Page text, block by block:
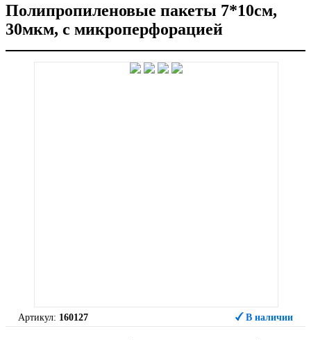
Полипропиленовые пакеты 7*10см,
30мкм, с микроперфорацией
Артикул: 160127 В наличии